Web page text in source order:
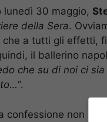
lunedì 30 maggio,
della Sera.
a tutti gli effetti,
il ballerino
che su di noi ci
“.
confessione non